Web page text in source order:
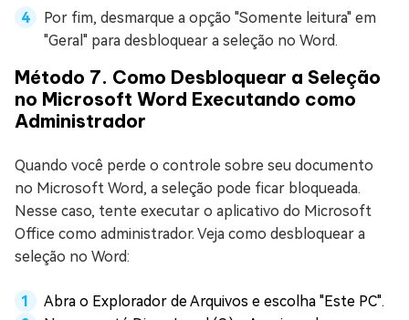
Por fim, desmarque a opção "Somente leitura" em
"Geral" para desbloquear a seleção no Word.
Método 7. Como Desbloquear a Seleção
no Microsoft Word Executando como
Administrador
Quando você perde o controle sobre seu documento
no Microsoft Word, a seleção pode ficar bloqueada.
Nesse caso, tente executar o aplicativo do Microsoft
Office como administrador. Veja como desbloquear a
seleção no Word:
Abra o Explorador de Arquivos e escolha "Este PC".